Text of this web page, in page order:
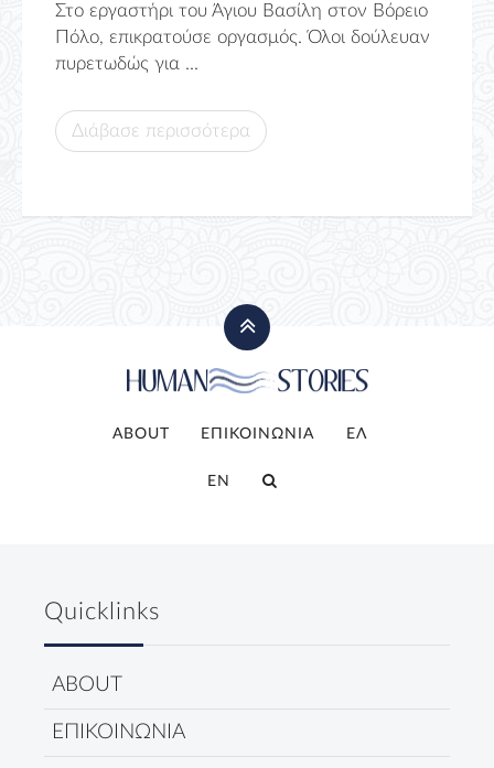
Στο εργαστήρι του Άγιου Βασίλη στον Βόρειο
Πόλο, επικρατούσε οργασμός. Όλοι δούλευαν
πυρετωδώς για ...
Διάβασε περισσότερα
ABOUT ΕΠΙΚΟΙΝΩΝΙΑ ΕΛ
EN
Quicklinks
ABOUT
ΕΠΙΚΟΙΝΩΝΙΑ